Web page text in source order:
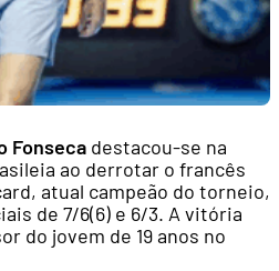
Fonseca destacou-se na
ao derrotar o francês
atual campeão do torneio,
de 7/6(6) e 6/3. A vitória
do jovem de 19 anos no